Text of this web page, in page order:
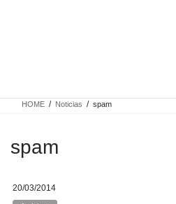
HOME Noticias spam
spam
20/03/2014